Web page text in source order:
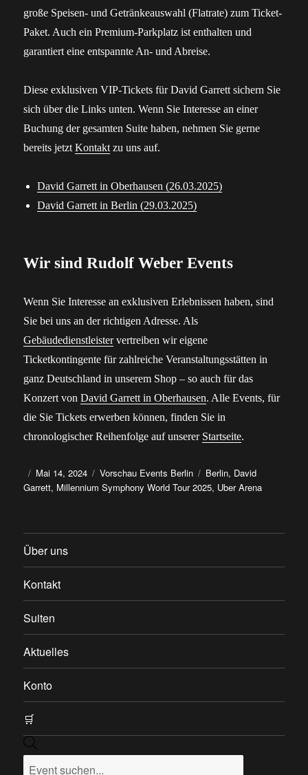
große Speisen- und Getränkeauswahl (Flatrate) zum Ticket-
Paket. Auch ein Premium-Parkplatz ist enthalten und
garantiert eine entspannte An- und Abreise.
Diese exklusiven VIP-Tickets für David Garrett sichern Sie
sich über die Links unten. Wenn Sie Interesse an einer
Buchung der gesamten Suite haben, nehmen Sie gerne
bereits jetztKontakt zu uns auf.
David Garrett in Oberhausen (26.03.2025)
David Garrett in Berlin (29.03.2025)
Wir sind Rudolf Weber Events
Wenn Sie Interesse an exklusiven Erlebnissen haben, sind
Sie bei uns an der richtigen Adresse. Als
Gebäudedienstleistervertreiben wir eigene
Ticketkontingente für zahlreiche Veranstaltungsstätten in
ganz Deutschland in unserem Shop – so auch für das
Konzert vonDavid Garrett in Oberhausen. Alle Events, für
die Sie Tickets erwerben können, finden Sie in
chronologischer Reihenfolge auf unserer Startseite.
AutorVeröffentlicht
am
Mai 14, 2024 Kategorien
Vorschau Events Berlin Schlagwörter
Berlin, David
Garrett, Millennium Symphony World Tour 2025, Uber Arena
Über uns
Kontakt
Suiten
Aktuelles
Konto
🛒
search